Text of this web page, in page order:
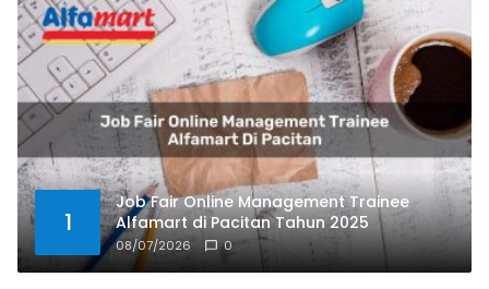
1
Job Fair Online Management Trainee
Alfamart di Pacitan Tahun 2025
08/07/2026 0